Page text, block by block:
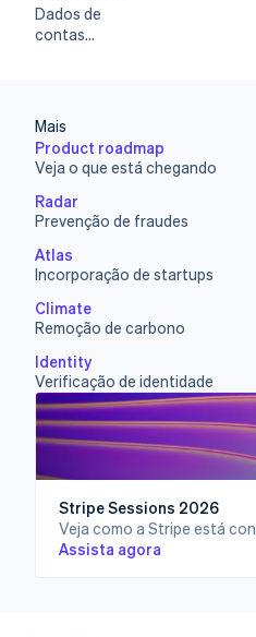
Stripe Sigma
Relatórios personalizados
Gestão dos valores
Global Payouts
Repasses para terceiros
Crypto
Rampa de acesso de
Compras de cripto incorporáveis
Plataformas e marketplaces
Connect
Pagamentos para plataformas
Treasury for platforms
Serviços financeiros integrados
Cartões físicos e virtuais
Ecossistema
Dados de
contas
Mais
Product roadmap
Veja o que está chegando
Radar
Prevenção de fraudes
Atlas
Incorporação de startups
Climate
Remoção de carbono
Identity
Verificação de identidade
Stripe Sessions 2026
Veja como a Stripe está
Assista agora